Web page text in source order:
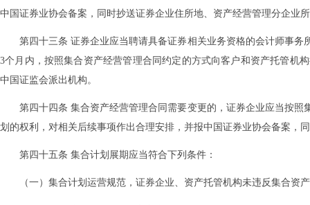
中国证券业协会备案，同时抄送证券企业住所地、资产经营管理分企业
第四十三条 证券企业应当聘请具备证券相关业务资格的会计师事
3个月内，按照集合资产经营管理合同约定的方式向客户和资产托管机
中国证监会派出机构。
第四十四条 集合资产经营管理合同需要变更的，证券企业应当按
划的权利，对相关后续事项作出合理安排，并报中国证券业协会备案，
第四十五条 集合计划展期应当符合下列条件：
（一）集合计划运营规范，证券企业、资产托管机构未违反集合资